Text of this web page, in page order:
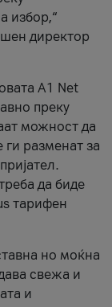
избор,“
директор
А1 Net
преку
можност да
ги разменат за
да биде
тарифен
но моќна
свежа и
и